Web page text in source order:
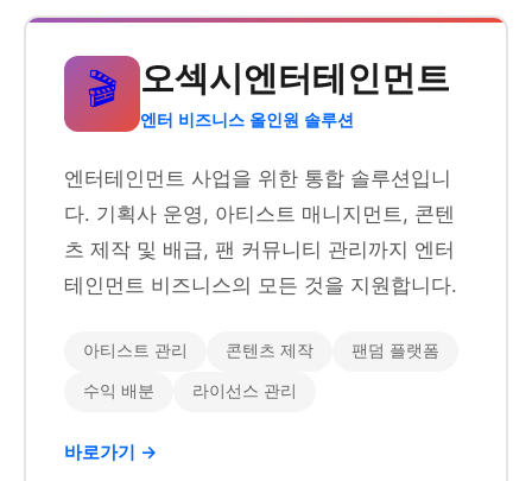
🎬 오섹시엔터테인먼트
엔터 비즈니스 올인원 솔루션
엔터테인먼트 사업을 위한 통합 솔루션입니
다. 기획사 운영, 아티스트 매니지먼트, 콘텐
츠 제작 및 배급, 팬 커뮤니티 관리까지 엔터
테인먼트 비즈니스의 모든 것을 지원합니다.
아티스트 관리 콘텐츠 제작 팬덤 플랫폼
수익 배분 라이선스 관리
바로가기 →